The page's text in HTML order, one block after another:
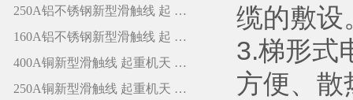
缆的敷设
3.梯形式
方便、散